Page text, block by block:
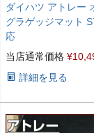
ダイハツ アトレー
グラゲッジマット
応
当店通常価格 ¥
詳細を見る